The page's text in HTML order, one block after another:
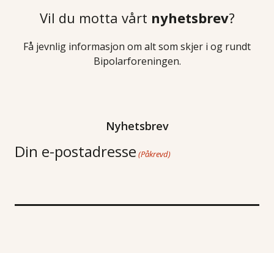
Vil du motta vårt nyhetsbrev?
Få jevnlig informasjon om alt som skjer i og rundt
Bipolarforeningen.
Nyhetsbrev
Din e-postadresse (Påkrevd)